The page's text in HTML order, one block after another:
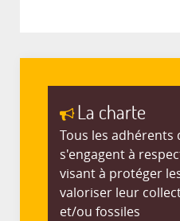
La charte
Tous les adhérents
s'engagent à
visant à protéger
valoriser leur
et/ou fossiles